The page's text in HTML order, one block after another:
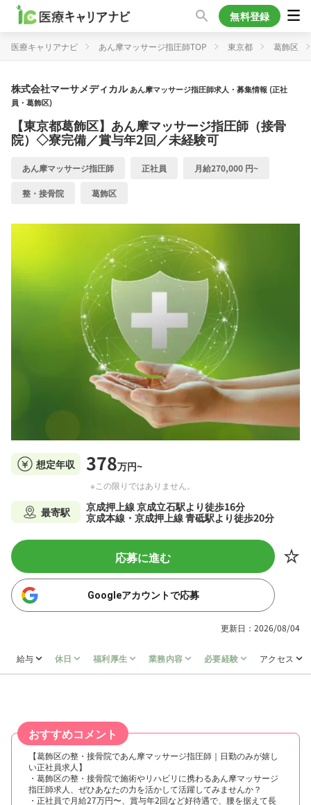
無料登録
医療キャリアナビ あん摩マッサージ指圧師TOP 東京都 葛飾区
株式会社マーサメディカルあん摩マッサージ指圧師求人・募集情報 (正社
員・葛飾区)
【東京都葛飾区】あん摩マッサージ指圧師（接骨
院）◇寮完備／賞与年2回／未経験可
あん摩マッサージ指圧師 正社員 月給270,000 円~
整・接骨院 葛飾区
想定年収 378万円~
※この限りではありません。
最寄駅
京成押上線 京成立石駅より徒歩16分
京成本線・京成押上線 青砥駅より徒歩20分
応募に進む
Googleアカウントで応募
更新日：2026/08/04
給与 休日 福利厚生 業務内容 必要経験 アクセス
おすすめコメント
【葛飾区の整・接骨院であん摩マッサージ指圧師｜日勤のみが嬉し
い正社員求人】
・葛飾区の整・接骨院で施術やリハビリに携わるあん摩マッサージ
指圧師求人、ぜひあなたの力を活かして活躍してみませんか？
・正社員で月給27万円〜、賞与年2回など好待遇で、腰を据えて長